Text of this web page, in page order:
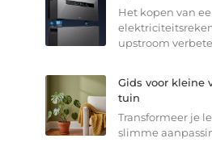
Het kopen van
upstroom
Gids voor kleine
tuin
Transformeer je
slimme